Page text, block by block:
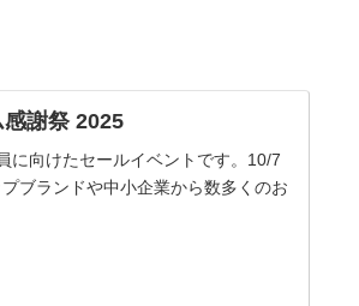
謝祭 2025
に向けたセールイベントです。10/7
ブランドや中小企業から数多くのお